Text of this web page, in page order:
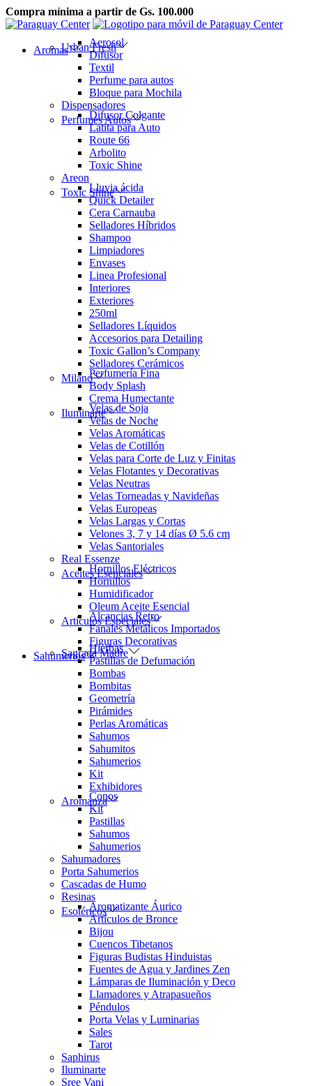
Compra mínima a partir de Gs. 100.000
Saltar
Saltar
contenidoAromasUrban Fresh
Aerosol
Difusor
Textil
Perfume para autos
Bloque para Mochila
Dispensadores
Perfumes Autos
Difusor Colgante
Latita para Auto
Route 66
Arbolito
Toxic Shine
Areon
Toxic ShineLluvia ácida
Quick Detailer
Cera Carnauba
Selladores Híbridos
Shampoo
Limpiadores
Envases
Linea Profesional
Interiores
Exteriores
250ml
Selladores Líquidos
Accesorios para Detailing
Toxic Gallon’s Company
Selladores Cerámicos
MilanoPerfumería Fina
Body Splash
Crema Humectante
IluminarteVelas de Soja
Velas de Noche
Velas Aromáticas
Velas de Cotillón
Velas para Corte de Luz y Finitas
Velas Flotantes y Decorativas
Velas Neutras
Velas Torneadas y Navideñas
Velas Europeas
Velas Largas y Cortas
Velones 3, 7 y 14 días Ø 5.6 cm
Velas Santoriales
Real Essenze
Aceites Esenciales
Hornillos Eléctricos
Hornillos
Humidificador
Oleum Aceite Esencial
Artículos Especiales
Alcancias Retro
Fanales Metálicos Importados
Figuras Decorativas
SahumeriosSagrada Madre
Hierbas
Pastillas de Defumación
Bombas
Bombitas
Geometría
Pirámides
Perlas Aromáticas
Sahumos
Sahumitos
Sahumerios
Kit
Exhibidores
Aromanza
Conos
Kit
Pastillas
Sahumos
Sahumerios
Sahumadores
Porta Sahumerios
Cascadas de Humo
Resinas
EsotéricosAromatizante Áurico
Artículos de Bronce
Bijou
Cuencos Tibetanos
Figuras Budistas Hinduistas
Fuentes de Agua y Jardines Zen
Lámparas de Iluminación y Deco
Llamadores y Atrapasueños
Péndulos
Porta Velas y Luminarias
Sales
Tarot
Saphirus
Iluminarte
Sree Vani